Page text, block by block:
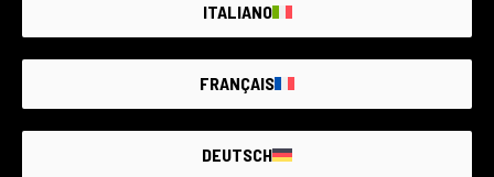
ITALIANO
FRANÇAIS
DEUTSCH